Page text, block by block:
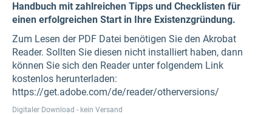
Handbuch mit zahlreichen Tipps und Checklisten für
einen erfolgreichen Start in Ihre Existenzgründung.
Zum Lesen der PDF Datei benötigen Sie den Akrobat
Reader. Sollten Sie diesen nicht installiert haben, dann
können Sie sich den Reader unter folgendem Link
kostenlos herunterladen:
https://get.adobe.com/de/reader/otherversions/
Digitaler Download - kein Versand